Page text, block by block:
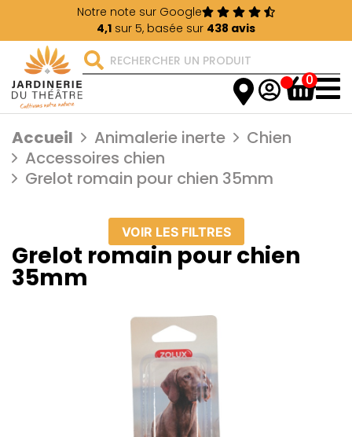
Notre note sur Google
4,1 sur 5, basée sur 438 avis
0
Accueil Animalerie inerte
Chien
Accessoires chien
Grelot romain pour chien 35mm
VOIR LES FILTRES
Grelot romain pour chien
35mm